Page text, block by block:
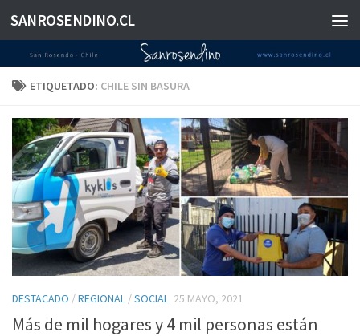
Saltar al contenido
SANROSENDINO.CL
ETIQUETADO: CHILE SIN BASURA
DESTACADO /REGIONAL /SOCIAL 25 MAYO, 2021
Más de mil hogares y 4 mil personas están